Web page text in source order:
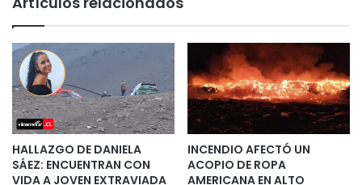
HALLAZGO DE DANIELA
SÁEZ: ENCUENTRAN CON
VIDA A JOVEN EXTRAVIADA
INCENDIO AFECTÓ UN
ACOPIO DE ROPA
AMERICANA EN ALTO